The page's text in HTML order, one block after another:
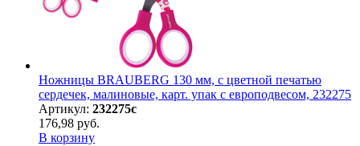
Ножницы BRAUBERG 130 мм, с цветной печатью
сердечек, малиновые, карт. упак с европодвесом, 232275
Артикул: 232275с
176,98 руб.
В корзину